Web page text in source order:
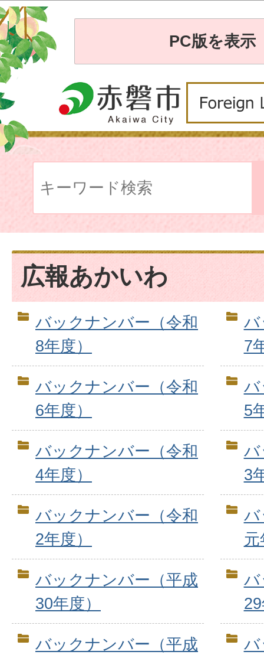
PC版を表示
広報あかいわ
バックナンバー（令和
8年度）
バ
7
バックナンバー（令和
6年度）
バ
5
バックナンバー（令和
4年度）
バ
3
バックナンバー（令和
2年度）
バ
元
バックナンバー（平成
30年度）
バ
バックナンバー（平成
バ